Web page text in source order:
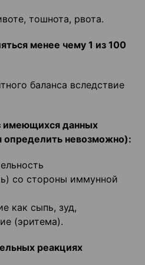
тошнота, рвота.
менее чему 1 из 100
баланса вследствие
имеющихся данных
определить невозможно):
со стороны иммунной
как сыпь, зуд,
(эритема).
реакциях